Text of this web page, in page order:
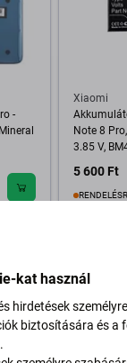
-
Xiaomi
Note 8
3.85 V,
5 600 Ft
kat használ
hirdetések
biztosítására és a